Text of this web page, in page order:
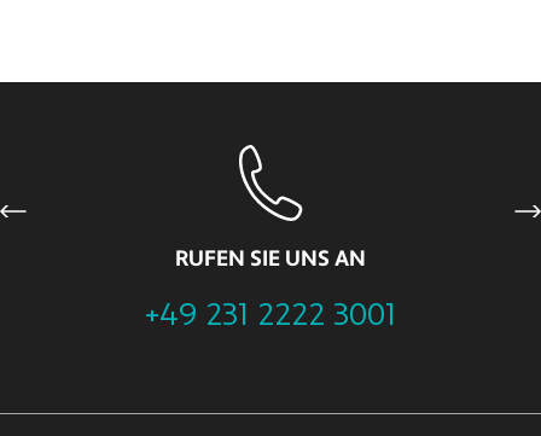
RUFEN SIE UNS AN
+49 231 2222 3001
Previous